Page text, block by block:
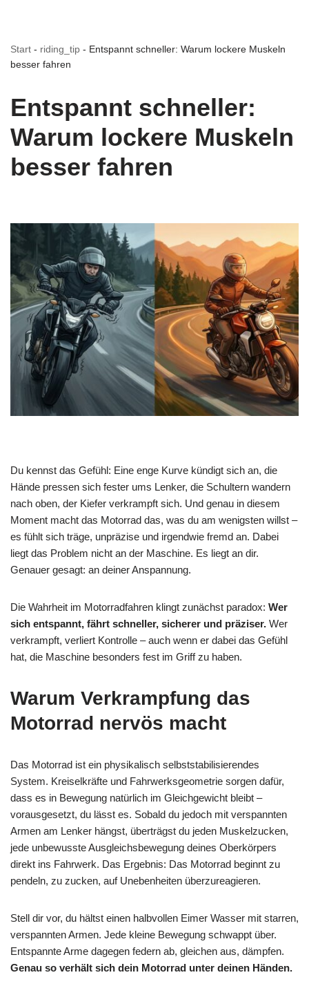
Start - riding_tip - Entspannt schneller: Warum lockere Muskeln
besser fahren
Entspannt schneller:
Warum lockere Muskeln
besser fahren
Du kennst das Gefühl: Eine enge Kurve kündigt sich an, die
Hände pressen sich fester ums Lenker, die Schultern wandern
nach oben, der Kiefer verkrampft sich. Und genau in diesem
Moment macht das Motorrad das, was du am wenigsten willst –
es fühlt sich träge, unpräzise und irgendwie fremd an. Dabei
liegt das Problem nicht an der Maschine. Es liegt an dir.
Genauer gesagt: an deiner Anspannung.
Die Wahrheit im Motorradfahren klingt zunächst paradox: Wer
sich entspannt, fährt schneller, sicherer und präziser. Wer
verkrampft, verliert Kontrolle – auch wenn er dabei das Gefühl
hat, die Maschine besonders fest im Griff zu haben.
Warum Verkrampfung das
Motorrad nervös macht
Das Motorrad ist ein physikalisch selbststabilisierendes
System. Kreiselkräfte und Fahrwerksgeometrie sorgen dafür,
dass es in Bewegung natürlich im Gleichgewicht bleibt –
vorausgesetzt, du lässt es. Sobald du jedoch mit verspannten
Armen am Lenker hängst, überträgst du jeden Muskelzucken,
jede unbewusste Ausgleichsbewegung deines Oberkörpers
direkt ins Fahrwerk. Das Ergebnis: Das Motorrad beginnt zu
pendeln, zu zucken, auf Unebenheiten überzureagieren.
Stell dir vor, du hältst einen halbvollen Eimer Wasser mit starren,
verspannten Armen. Jede kleine Bewegung schwappt über.
Entspannte Arme dagegen federn ab, gleichen aus, dämpfen.
Genau so verhält sich dein Motorrad unter deinen Händen.